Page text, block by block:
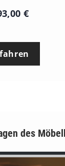
€P
e
n
des